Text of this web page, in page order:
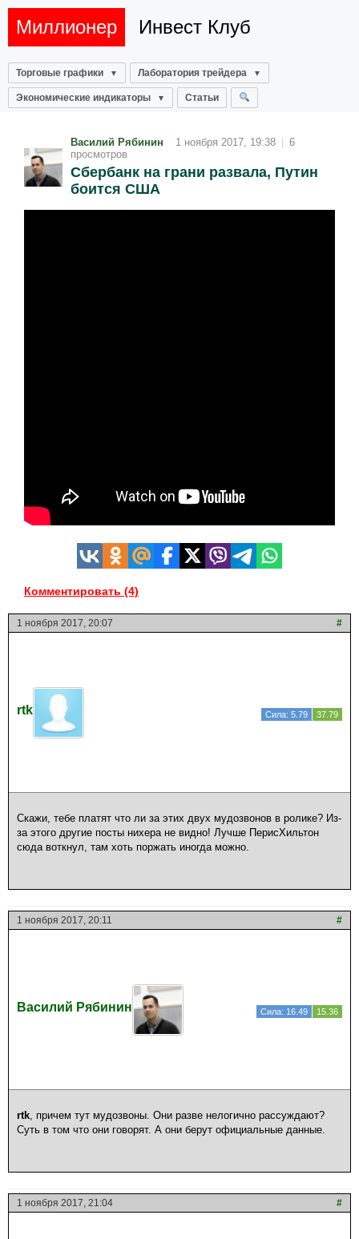
Миллионер Инвест Клуб
Торговые графики Лаборатория трейдера
Экономические индикаторы Статьи
Василий Рябинин 1 ноября 2017, 19:38
6
просмотров
Сбербанк на грани развала, Путин
боится США
Комментировать (4)
1 ноября 2017, 20:07 #
rtk Сила: 5.79 37.79
Скажи, тебе платят что ли за этих двух мудозвонов в ролике? Из-
за этого другие посты нихера не видно! Лучше ПерисХильтон
сюда воткнул, там хоть поржать иногда можно.
1 ноября 2017, 20:11 #
Василий Рябинин Сила: 16.49 15.36
rtk, причем тут мудозвоны. Они разве нелогично рассуждают?
Суть в том что они говорят. А они берут официальные данные.
1 ноября 2017, 21:04 #